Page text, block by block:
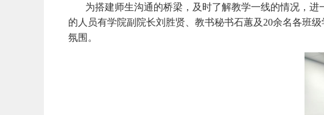
为搭建师生沟通的桥梁，及时了解教学一线的情况，
的人员有学院副院长刘胜贤、教书秘书石蕙及20余名各班
氛围。